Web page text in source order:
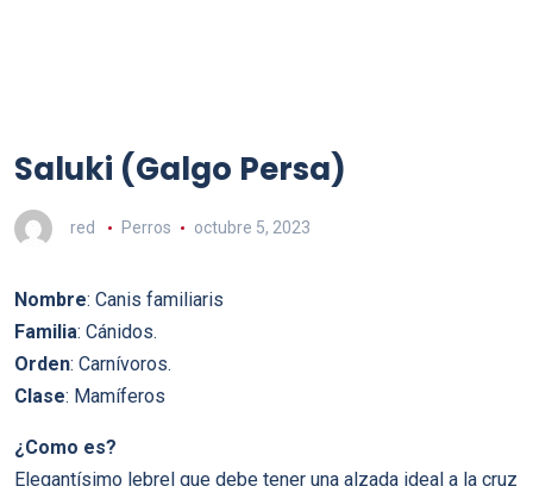
Saluki (Galgo Persa)
red Perros octubre 5, 2023
Nombre: Canis familiaris
Familia: Cánidos.
Orden: Carnívoros.
Clase: Mamíferos
¿Como es?
Elegantísimo lebrel que debe tener una alzada ideal a la cruz